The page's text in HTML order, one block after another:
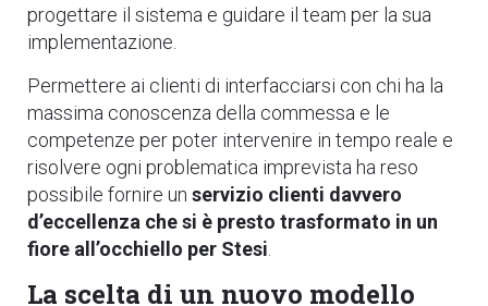
progettare il sistema e guidare il team per la sua
implementazione.
Permettere ai clienti di interfacciarsi con chi ha la
massima conoscenza della commessa e le
competenze per poter intervenire in tempo reale e
risolvere ogni problematica imprevista ha reso
possibile fornire un servizio clienti davvero
d’eccellenza che si è presto trasformato in un
fiore all’occhiello per Stesi
La scelta di un nuovo modello